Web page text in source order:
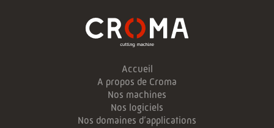
Accueil
A propos de Croma
Nos machines
Nos logiciels
Nos domaines d’applications